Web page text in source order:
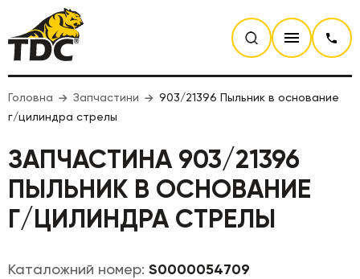
Головна Запчастини
903/21396 Пыльник в основание
г/цилиндра стрелы
ЗАПЧАСТИНА 903/21396
ПЫЛЬНИК В ОСНОВАНИЕ
Г/ЦИЛИНДРА СТРЕЛЫ
Каталожний номер: S0000054709